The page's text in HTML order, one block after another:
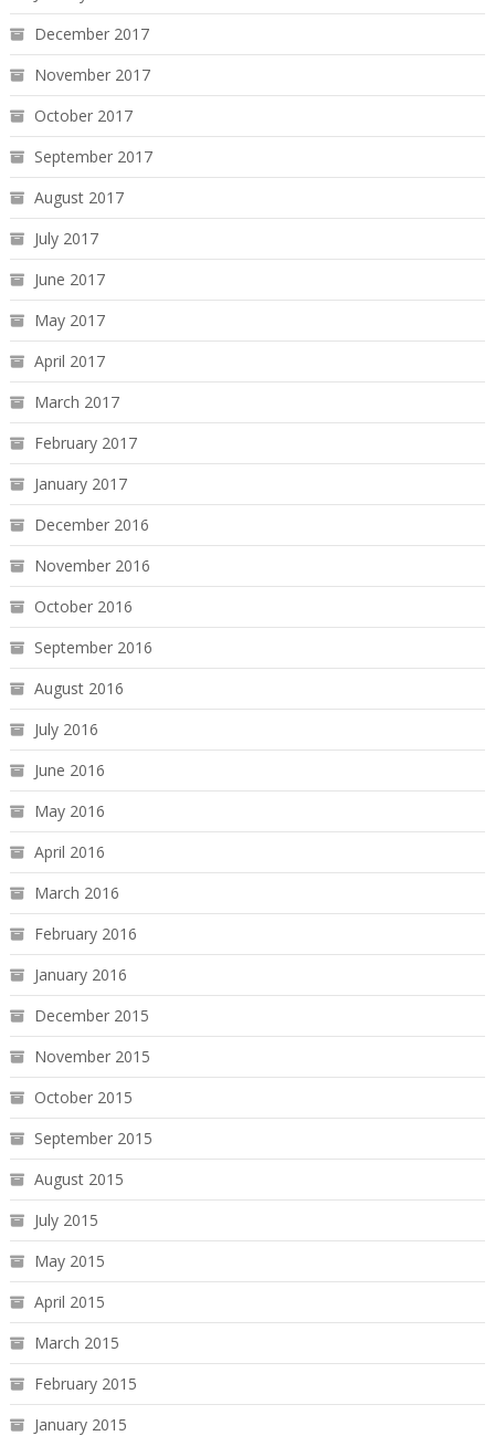
December 2017
November 2017
October 2017
September 2017
August 2017
July 2017
June 2017
May 2017
April 2017
March 2017
February 2017
January 2017
December 2016
November 2016
October 2016
September 2016
August 2016
July 2016
June 2016
May 2016
April 2016
March 2016
February 2016
January 2016
December 2015
November 2015
October 2015
September 2015
August 2015
July 2015
May 2015
April 2015
March 2015
February 2015
January 2015